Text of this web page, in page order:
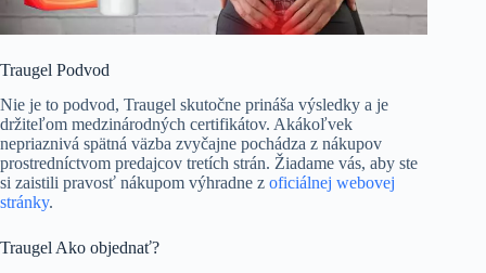
Traugel Podvod
Nie je to podvod, Traugel skutočne prináša výsledky a je
držiteľom medzinárodných certifikátov. Akákoľvek
nepriaznivá spätná väzba zvyčajne pochádza z nákupov
prostredníctvom predajcov tretích strán. Žiadame vás, aby ste
si zaistili pravosť nákupom výhradne z oficiálnej webovej
stránky.
Traugel Ako objednať?